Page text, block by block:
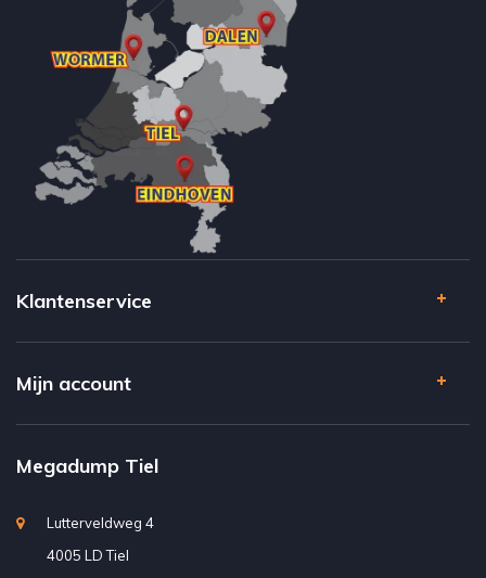
Klantenservice
Mijn account
Megadump Tiel
Lutterveldweg 4
4005 LD Tiel